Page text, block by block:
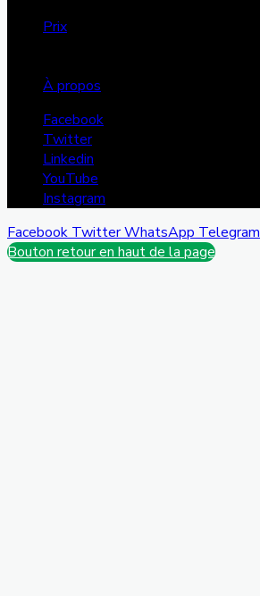
Prix
À propos
Facebook
Twitter
Linkedin
YouTube
Instagram
Facebook TwitterWhatsApp Telegram
Bouton retour en haut de la page